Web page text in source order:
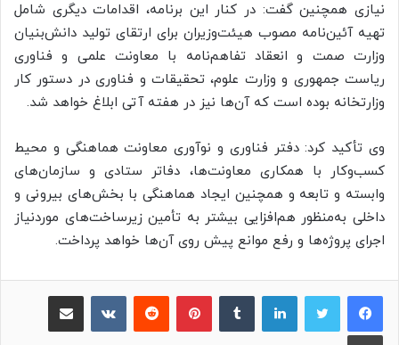
نیازی همچنین گفت: در کنار این برنامه، اقدامات دیگری شامل
تهیه آئین‌نامه مصوب هیئت‌وزیران برای ارتقای تولید دانش‌بنیان
وزارت صمت و انعقاد تفاهم‌نامه با معاونت علمی و فناوری
ریاست جمهوری و وزارت علوم، تحقیقات و فناوری در دستور کار
وزارتخانه بوده است که آن‌ها نیز در هفته آتی ابلاغ خواهد شد.
وی تأکید کرد: دفتر فناوری و نوآوری معاونت هماهنگی و محیط
کسب‌وکار با همکاری معاونت‌ها، دفاتر ستادی و سازمان‌های
وابسته و تابعه و همچنین ایجاد هماهنگی با بخش‌های بیرونی و
داخلی به‌منظور هم‌افزایی بیشتر به تأمین زیرساخت‌های موردنیاز
اجرای پروژه‌ها و رفع موانع پیش روی آن‌ها خواهد پرداخت.
لینکدین پینترست ‫رددیت
چاپ